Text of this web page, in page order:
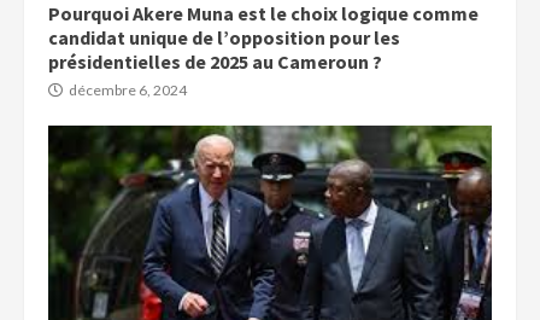
Pourquoi Akere Muna est le choix logique comme
candidat unique de l’opposition pour les
présidentielles de 2025 au Cameroun ?
décembre 6, 2024